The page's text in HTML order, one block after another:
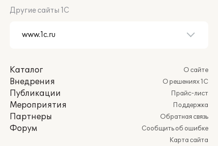
Другие сайты 1С
Каталог
Внедрения
Публикации
Мероприятия
Партнеры
Форум
О сайте
О решениях 1С
Прайс-лист
Поддержка
Обратная связь
Сообщить об ошибке
Карта сайта